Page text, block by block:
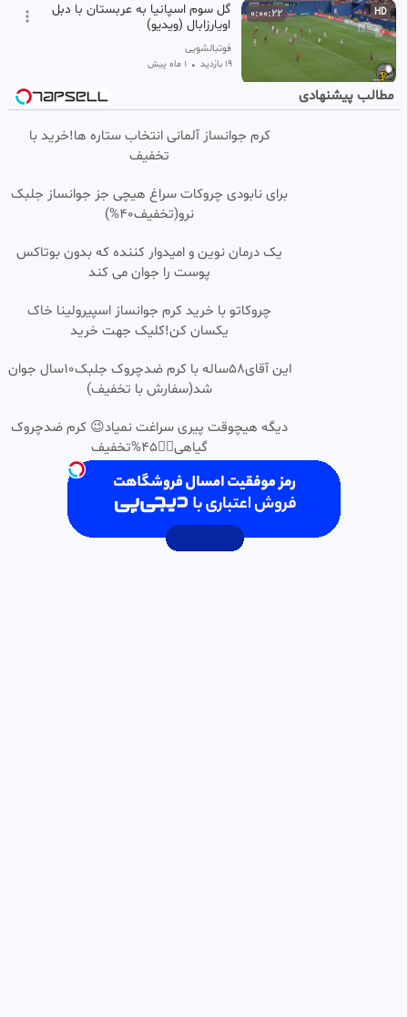
HD
0:00:22
گل سوم اسپانیا به عربستان با دبل
اویارزابال (ویدیو)
فوتبالشویی
19 بازدید • 1 ماه پیش
فیلم قرعه کشی جام جهانی
🔺️🔻ایران با بلژیک هم گروه
آرامش
0:00:30
دیگو مارادونا گل قرن را مقابل
انگلیس در جام جهانی به ثمر
خنده دار_صحبت قلعه نویی با
ابوالفضل
60 بازدید • 4 ماه پیش
0:00:09
گل کنگو به پرتغال | جام جهانی
2026 | جام جهانی | گل اول کنگو به
پرتغال
16 بازدید •
0:00:10
گل دوم آلمان به کوراسائو توسط
نیکو اشلوتربک در دقیقه ۳۸ | جام
جهانی 2026
بادکنک
11 بازدید • 1 ماه پیش
مطالب پیشنهادی
کرم جوانساز آلمانی انتخاب ستاره ها!خرید با
تخفیف
برای نابودی چروکات سراغ هیچی جز جوانساز جلبک
نرو(تخفیف40%)
یک درمان نوین و امیدوار کننده که بدون بوتاکس
پوست را جوان می کند
چروکاتو با خرید کرم جوانساز اسپیرولینا خاک
یکسان کن!کلیک جهت خرید
این آقای58ساله با کرم ضدچروک جلبک10سال جوان
شد(سفارش با تخفیف)
دیگه هیچوقت پیری سراغت نمیاد😉 کرم ضدچروک
گیاهی👈🏻45%تخفیف